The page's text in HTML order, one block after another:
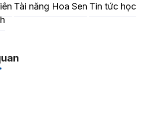
Tài năng Hoa Sen Tin tức học